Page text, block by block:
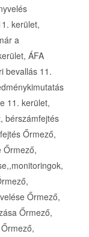
kerület,
a
ÁFA
bevallás 11.
11. kerület,
bérszámfejtés
Őrmező,
Őrmező,
Őrmező,
Őrmező,